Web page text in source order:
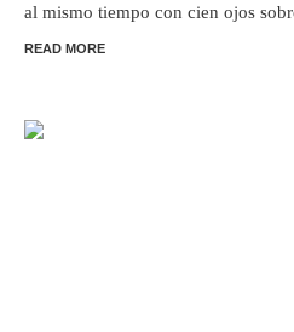
al mismo tiempo con cien ojos
READ MORE